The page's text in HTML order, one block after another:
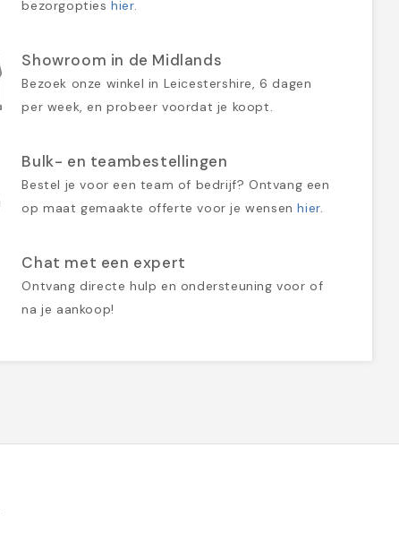
bezorgoptieshier.
Showroom in de Midlands
Bezoek onze winkel in Leicestershire, 6 dagen
per week, en probeer voordat je koopt.
Bulk- en teambestellingen
Bestel je voor een team of bedrijf? Ontvang een
op maat gemaakte offerte voor je wensenhier.
Chat met een expert
Ontvang directe hulp en ondersteuning voor of
na je aankoop!